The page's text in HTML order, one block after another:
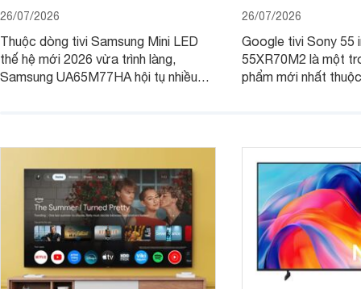
26/07/2026
Thuộc dòng tivi Samsung Mini LED
thế hệ mới 2026 vừa trình làng,
Samsung UA65M77HA hội tụ nhiều
26/07/2026
Google tivi Sony 55
55XR70M2 là một
phẩm mới nhất
được trang bị công
RGB hoàn toàn mới